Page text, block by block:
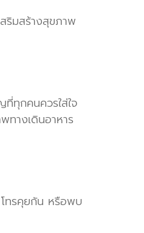
ริมสร้างสุขภาพ
ที่ทุกคนควรใส่ใจ
ทางเดินอาหาร
ทรคุยกัน หรือพบ